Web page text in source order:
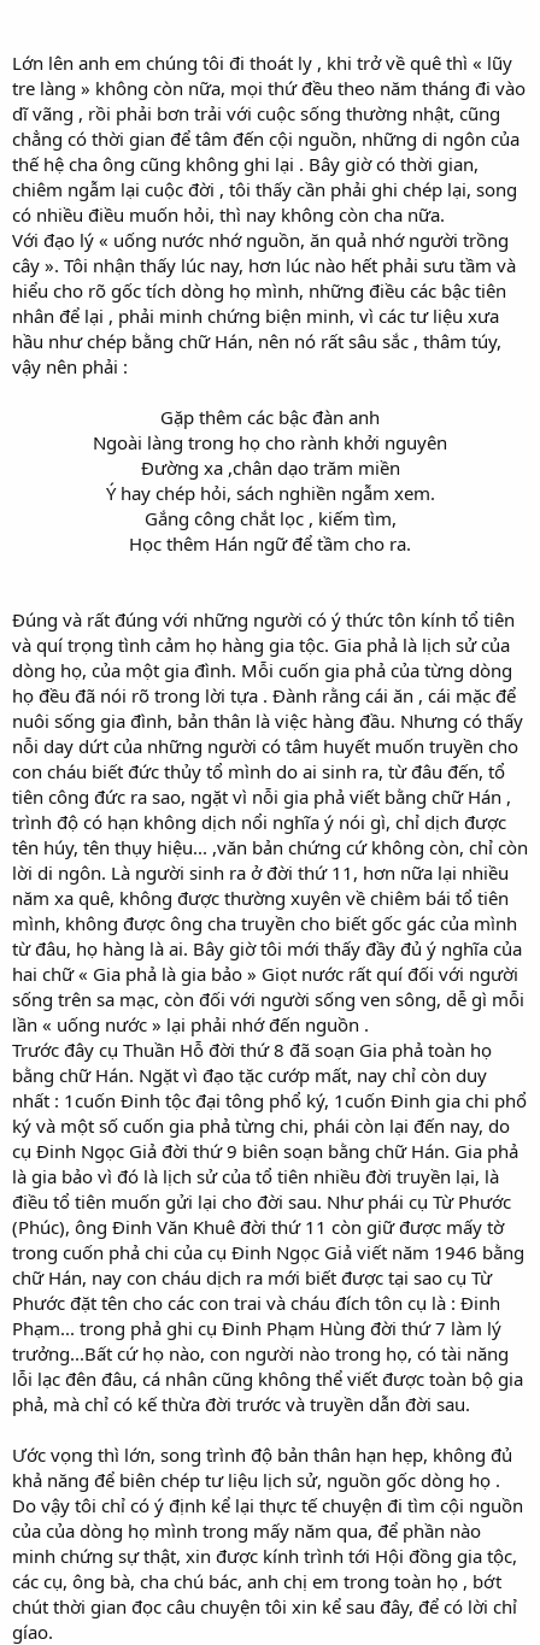
Lớn lên anh em chúng tôi đi thoát ly , khi trở về quê thì « lũy
tre làng » không còn nữa, mọi thứ đều theo năm tháng đi vào
dĩ vãng , rồi phải bơn trải với cuộc sống thường nhật, cũng
chẳng có thời gian để tâm đến cội nguồn, những di ngôn của
thế hệ cha ông cũng không ghi lại . Bây giờ có thời gian,
chiêm ngẫm lại cuộc đời , tôi thấy cần phải ghi chép lại, song
có nhiều điều muốn hỏi, thì nay không còn cha nữa.
Với đạo lý « uống nước nhớ nguồn, ăn quả nhớ người trồng
cây ». Tôi nhận thấy lúc nay, hơn lúc nào hết phải sưu tầm và
hiểu cho rõ gốc tích dòng họ mình, những điều các bậc tiên
nhân để lại , phải minh chứng biện minh, vì các tư liệu xưa
hầu như chép bằng chữ Hán, nên nó rất sâu sắc , thâm túy,
vậy nên phải :
Gặp thêm các bậc đàn anh
Ngoài làng trong họ cho rành khởi nguyên
Đường xa ,chân dạo trăm miền
Ý hay chép hỏi, sách nghiền ngẫm xem.
Gắng công chắt lọc , kiếm tìm,
Học thêm Hán ngữ để tầm cho ra.
Đúng và rất đúng với những người có ý thức tôn kính tổ tiên
và quí trọng tình cảm họ hàng gia tộc. Gia phả là lịch sử của
dòng họ, của một gia đình. Mỗi cuốn gia phả của từng dòng
họ đều đã nói rõ trong lời tựa . Đành rằng cái ăn , cái mặc để
nuôi sống gia đình, bản thân là việc hàng đầu. Nhưng có thấy
nỗi day dứt của những người có tâm huyết muốn truyền cho
con cháu biết đức thủy tổ mình do ai sinh ra, từ đâu đến, tổ
tiên công đức ra sao, ngặt vì nỗi gia phả viết bằng chữ Hán ,
trình độ có hạn không dịch nổi nghĩa ý nói gì, chỉ dịch được
tên húy, tên thụy hiệu... ,văn bản chứng cứ không còn, chỉ còn
lời di ngôn. Là người sinh ra ở đời thứ 11, hơn nữa lại nhiều
năm xa quê, không được thường xuyên về chiêm bái tổ tiên
mình, không được ông cha truyền cho biết gốc gác của mình
từ đâu, họ hàng là ai. Bây giờ tôi mới thấy đầy đủ ý nghĩa của
hai chữ « Gia phả là gia bảo » Giọt nước rất quí đối với người
sống trên sa mạc, còn đối với người sống ven sông, dễ gì mỗi
lần « uống nước » lại phải nhớ đến nguồn .
Trước đây cụ Thuần Hỗ đời thứ 8 đã soạn Gia phả toàn họ
bằng chữ Hán. Ngặt vì đạo tặc cướp mất, nay chỉ còn duy
nhất : 1cuốn Đinh tộc đại tông phổ ký, 1cuốn Đinh gia chi phổ
ký và một số cuốn gia phả từng chi, phái còn lại đến nay, do
cụ Đinh Ngọc Giả đời thứ 9 biên soạn bằng chữ Hán. Gia phả
là gia bảo vì đó là lịch sử của tổ tiên nhiều đời truyền lại, là
điều tổ tiên muốn gửi lại cho đời sau. Như phái cụ Từ Phước
(Phúc), ông Đinh Văn Khuê đời thứ 11 còn giữ được mấy tờ
trong cuốn phả chi của cụ Đinh Ngọc Giả viết năm 1946 bằng
chữ Hán, nay con cháu dịch ra mới biết được tại sao cụ Từ
Phước đặt tên cho các con trai và cháu đích tôn cụ là : Đinh
Phạm... trong phả ghi cụ Đinh Phạm Hùng đời thứ 7 làm lý
trưởng...Bất cứ họ nào, con người nào trong họ, có tài năng
lỗi lạc đên đâu, cá nhân cũng không thể viết được toàn bộ gia
phả, mà chỉ có kế thừa đời trước và truyền dẫn đời sau.
Ước vọng thì lớn, song trình độ bản thân hạn hẹp, không đủ
khả năng để biên chép tư liệu lịch sử, nguồn gốc dòng họ .
Do vậy tôi chỉ có ý định kể lại thực tế chuyện đi tìm cội nguồn
của của dòng họ mình trong mấy năm qua, để phần nào
minh chứng sự thật, xin được kính trình tới Hội đồng gia tộc,
các cụ, ông bà, cha chú bác, anh chị em trong toàn họ , bớt
chút thời gian đọc câu chuyện tôi xin kể sau đây, để có lời chỉ
gíao.